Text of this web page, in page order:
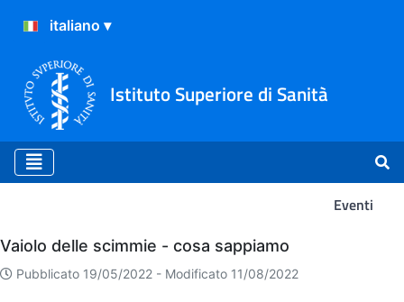
Istituto Superiore di Sanità
Eventi
Eventi
Vaiolo delle scimmie - cosa sappiamo
Pubblicato 19/05/2022 - Modificato 11/08/2022